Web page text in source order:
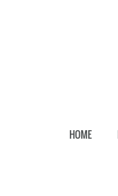
HOME